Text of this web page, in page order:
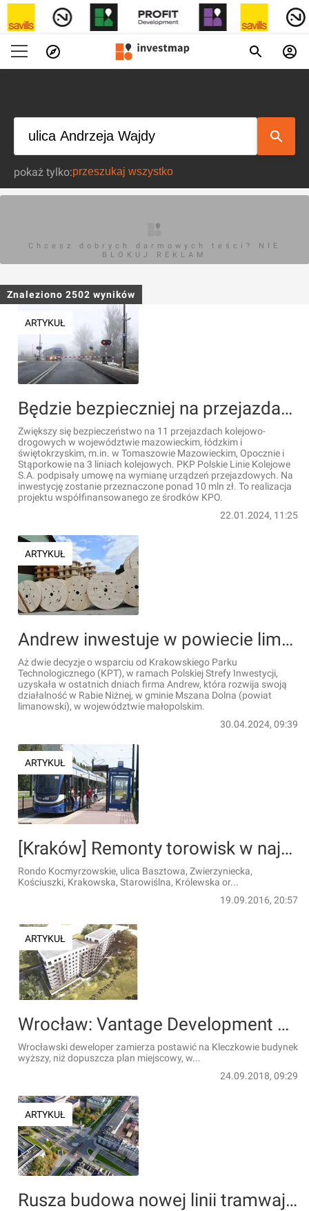
pokaż tylko:
Chcesz dobrych darmowych teści? NIE
BLOKUJ REKLAM
Znaleziono 2502 wyników
ARTYKUŁ
Będzie bezpieczniej na przejazdach kolejowo-drogowych w łódzkim, mazowieckim i świętokrzyskim
Zwiększy się bezpieczeństwo na 11 przejazdach kolejowo-
drogowych w województwie mazowieckim, łódzkim i
świętokrzyskim, m.in. w Tomaszowie Mazowieckim, Opocznie i
Stąporkowie na 3 liniach kolejowych. PKP Polskie Linie Kolejowe
S.A. podpisały umowę na wymianę urządzeń przejazdowych. Na
inwestycję zostanie przeznaczone ponad 10 mln zł. To realizacja
projektu współfinansowanego ze środków KPO.
22.01.2024, 11:25
ARTYKUŁ
Andrew inwestuje w powiecie limanowskim
Aż dwie decyzje o wsparciu od Krakowskiego Parku
Technologicznego (KPT), w ramach Polskiej Strefy Inwestycji,
uzyskała w ostatnich dniach firma Andrew, która rozwija swoją
działalność w Rabie Niżnej, w gminie Mszana Dolna (powiat
limanowski), w województwie małopolskim.
30.04.2024, 09:39
ARTYKUŁ
[Kraków] Remonty torowisk w najbliższych latach, znany jest harmonogram prac
Rondo Kocmyrzowskie, ulica Basztowa, Zwierzyniecka,
Kościuszki, Krakowska, Starowiślna, Królewska or...
19.09.2016, 20:57
ARTYKUŁ
Wrocław: Vantage Development pierwszy zyska na lex deweloper? Chce budować mieszkania zamiast usług [WIZUALIZACJE]
Wrocławski deweloper zamierza postawić na Kleczkowie budynek
wyższy, niż dopuszcza plan miejscowy, w...
24.09.2018, 09:29
ARTYKUŁ
Rusza budowa nowej linii tramwajowej na Mokotowie [WIZUALIZACJE+MAPY]